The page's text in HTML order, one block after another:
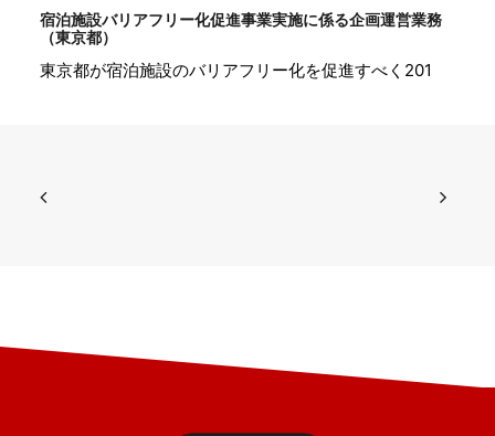
宿泊施設バリアフリー化促進事業実施に係る企画運営業務
（東京都）
東京都が宿泊施設のバリアフリー化を促進すべく201